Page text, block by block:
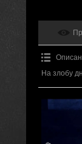
На злобу